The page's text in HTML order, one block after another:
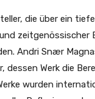
die über ein
Andri Snær
dessen Werk die
wurden